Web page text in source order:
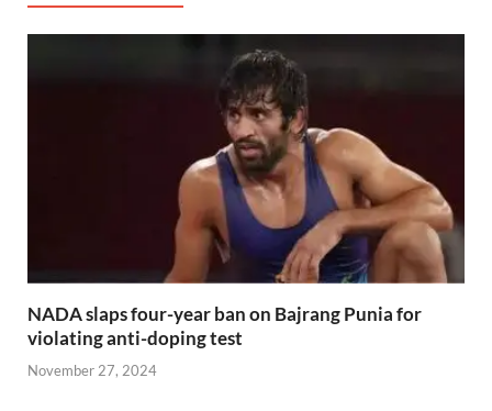
NADA slaps four-year ban on Bajrang Punia for
violating anti-doping test
November 27, 2024